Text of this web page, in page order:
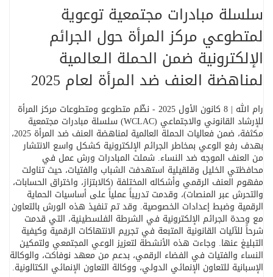
سلسلة مبادرات مجتمعية توعوية
لمتطوعي مركز المرأة حول الجرائم
الإلكترونية ضمن الحملة الـعالمية
لمناهضة العنف ضد المرأة لعام 2025
رام الله | 8 كانون الأول 2025 - نظّم متطوعو ومتطوعات مركز المرأة
للإرشاد القانوني والاجتماعي (WCLAC) سلسلة مبادرات مجتمعية
مكثفة، ضمن فعاليات الحملة العالمية لمناهضة العنف ضد المرأة 2025،
بهدف رفع الوعي بمخاطر الجرائم الإلكترونية كشكل واسع الانتشار
من العنف الموجه ضد النساء. شملت المبادرات ورش عمل في
محافظتي الخليل وقلقيلية استهدفت الشباب والفتيات، حيث تناولت
مفهوم العنف الرقمي وأشكاله المختلفة (كالابتزاز، واختراق الحسابات،
والتحرش عبر المنصات)، وقدمت تدريباً عملياً على أساسيات الحماية
الرقمية وضبط إعدادات الخصوصية. وقد تم تنفيذ هذه الورش بالتعاون
مع وحدة الجرائم الإلكترونية في الشرطة الفلسطينية، التي قدمت
شرحاً للآليات القانونية المتبعة في تجريم الانتهاكات الرقمية وكيفية
التبليغ عنها. وجاءت هذه الأنشطة لتعزيز الوعي المجتمعي ولتمكين
النساء والفتيات في الفضاء الرقمي، بدعم من معهد نوفاكت، والوكالة
الإسبانية للتعاون الإنمائي الدولي، ووكالة التعاون الإنمائي الكتالونية.